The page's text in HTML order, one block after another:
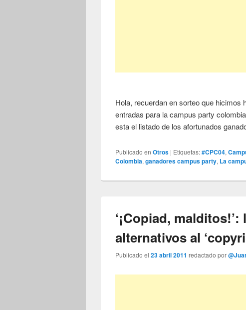
Hola, recuerdan en sorteo que hicimos
entradas para la campus party
esta el listado de los afortunados
Publicado en Otros | Etiquetas:#CPC04,
Colombia,ganadores campus party, La
‘¡Copiad,
alternativos al
Publicado el23 abril 2011 redactado por